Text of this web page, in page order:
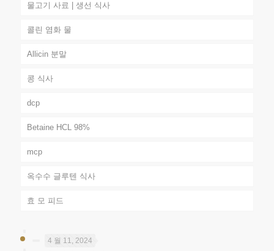
물고기 사료 | 생선 식사
콜린 염화 물
Allicin 분말
콩 식사
dcp
Betaine HCL 98%
mcp
옥수수 글루텐 식사
효 모 피드
4 월 11, 2024